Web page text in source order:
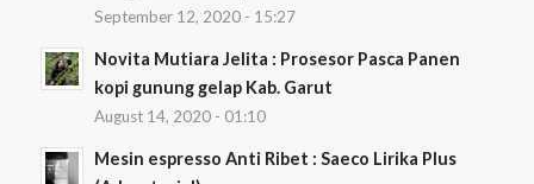
September 12, 2020 - 15:27
Novita Mutiara Jelita : Prosesor Pasca Panen
kopi gunung gelap Kab. Garut
August 14, 2020 - 01:10
Mesin espresso Anti Ribet : Saeco Lirika Plus